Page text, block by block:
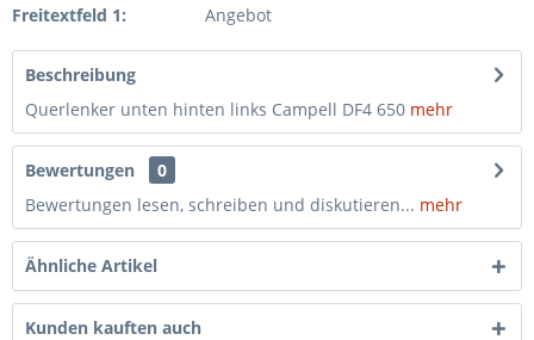
Freitextfeld 1:
Angebot
Beschreibung
Querlenker unten hinten links Campell DF4 650 mehr
Bewertungen
0
Bewertungen lesen, schreiben und diskutieren... mehr
Ähnliche Artikel
Kunden kauften auch